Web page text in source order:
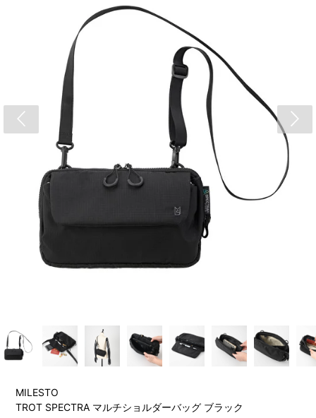
MILESTO
TROT SPECTRA マルチショルダーバッグ ブラック